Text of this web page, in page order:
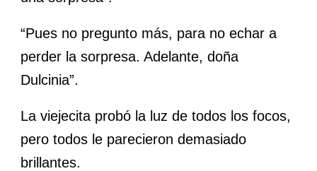
“Pues no pregunto más, para no echar a
perder la sorpresa. Adelante, doña
Dulcinia”.
La viejecita probó la luz de todos los focos,
pero todos le parecieron demasiado
brillantes.